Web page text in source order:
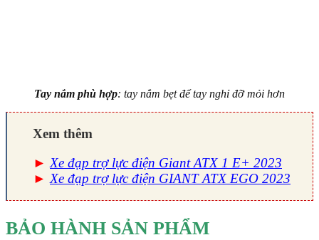
Tay nắm phù hợp: tay nắm bẹt để tay nghỉ đỡ mỏi hơn
Xem thêm
► Xe đạp trợ lực điện Giant ATX 1 E+ 2023
► Xe đạp trợ lực điện GIANT ATX EGO 2023
BẢO HÀNH SẢN PHẨM